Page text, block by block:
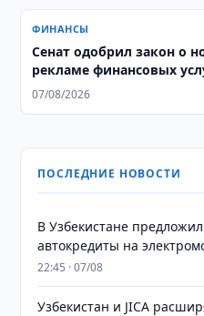
ФИНАНСЫ
Сенат одобрил закон о
рекламе финансовых
07/08/2026
ПОСЛЕДНИЕ НОВОСТИ
В Узбекистане
автокредиты на
22:45 · 07/08
Узбекистан и JICA